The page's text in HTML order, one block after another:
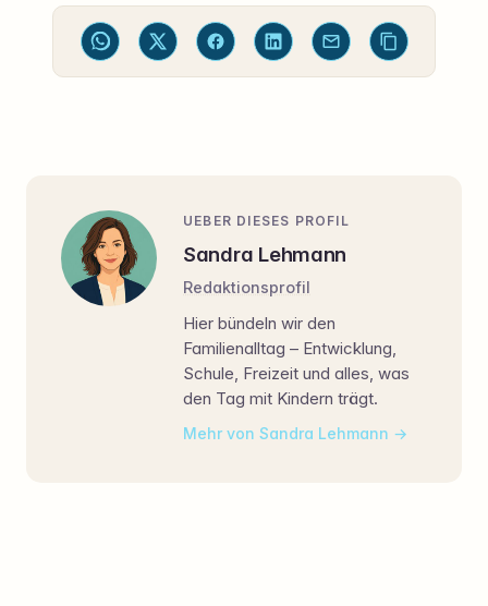
UEBER DIESES PROFIL
Sandra Lehmann
Redaktionsprofil
Hier bündeln wir den
Familienalltag – Entwicklung,
Schule, Freizeit und alles, was
den Tag mit Kindern trägt.
Mehr von Sandra Lehmann